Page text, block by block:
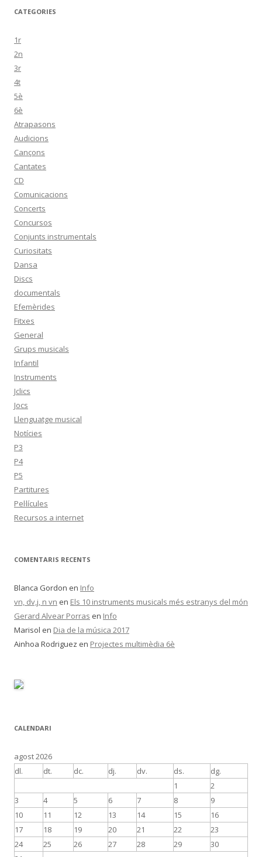
CATEGORIES
1r
2n
3r
4t
5è
6è
Atrapasons
Audicions
Cançons
Cantates
CD
Comunicacions
Concerts
Concursos
Conjunts instrumentals
Curiositats
Dansa
Discs
documentals
Efemèrides
Fitxes
General
Grups musicals
Infantil
Instruments
Jclics
Jocs
Llenguatge musical
Notícies
P3
P4
P5
Partitures
Pel·lícules
Recursos a internet
COMENTARIS RECENTS
Blanca Gordon en Info
vn, dv,j, n vn en Els 10 instruments musicals més estranys del món
Gerard Alvear Porras en Info
Marisol en Dia de la música 2017
Ainhoa Rodriguez en Projectes multimèdia 6è
CALENDARI
agost 2026
dl.
dt. dc. dj. dv. ds.
dg.
1
2
3
4 5 6 7 8
9
10
11 12 13 14 15
16
17
18 19 20 21 22
23
24
25 26 27 28 29
30